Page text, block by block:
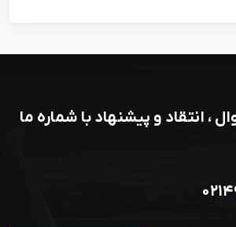
، انتقاد و پیشنهاد با شماره ما